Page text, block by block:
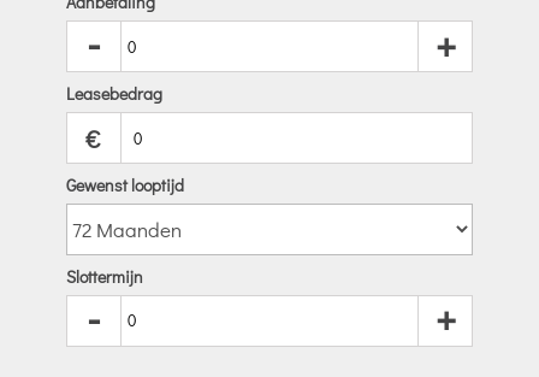
- +
Leasebedrag
€
Gewenst looptijd
Slottermijn
- +